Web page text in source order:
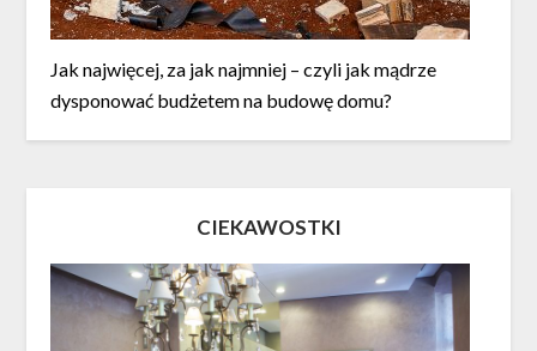
Jak najwięcej, za jak najmniej – czyli jak mądrze
dysponować budżetem na budowę domu?
CIEKAWOSTKI